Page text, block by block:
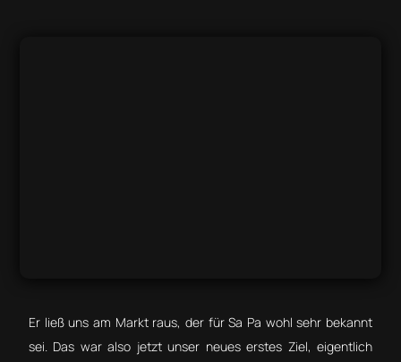
Er ließ uns am Markt raus, der für Sa Pa wohl sehr bekannt
sei. Das war also jetzt unser neues erstes Ziel, eigentlich